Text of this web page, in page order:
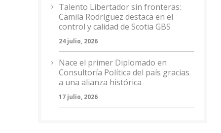
Talento Libertador sin fronteras:
Camila Rodríguez destaca en el
control y calidad de Scotia GBS
24 julio, 2026
Nace el primer Diplomado en
Consultoría Política del país gracias
a una alianza histórica
17 julio, 2026